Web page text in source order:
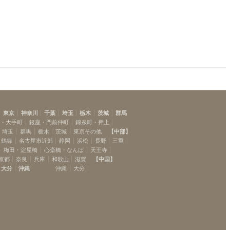
東京 神奈川 千葉 埼玉 栃木 茨城
群馬
大手町 銀座・門前仲町
錦糸町・押上
埼玉 群馬 栃木 茨城 東京その他 【中部】
鶴舞 名古屋市近郊 静岡 浜松 長野
三重
梅田・淀屋橋 心斎橋・なんば
天王寺
都 奈良 兵庫 和歌山 滋賀 【中国 】
大分 沖縄 沖縄
大分